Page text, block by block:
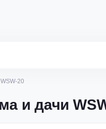
20
и дачи